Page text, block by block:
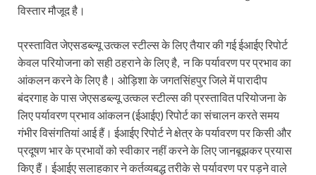
विस्तार मौजूद है।
प्रस्तावित जेएसडब्ल्यू उत्कल स्टील्स के लिए तैयार की गई ईआईए रिपोर्ट
केवल परियोजना को सही ठहराने के लिए है, न कि पर्यावरण पर प्रभाव का
आंकलन करने के लिए है। ओड़िशा के जगतसिंहपुर जिले में पारादीप
बंदरगाह के पास जेएसडब्ल्यू उत्कल स्टील्स की प्रस्तावित परियोजना के
लिए पर्यावरण प्रभाव आंकलन (ईआईए) रिपोर्ट का संचालन करते समय
गंभीर विसंगतियां आई हैं। ईआईए रिपोर्ट ने क्षेत्र के पर्यावरण पर किसी और
प्रदूषण भार के प्रभावों को स्वीकार नहीं करने के लिए जानबूझकर प्रयास
किए हैं। ईआईए सलाहकार ने कर्तव्यबद्ध तरीके से पर्यावरण पर पड़ने वाले